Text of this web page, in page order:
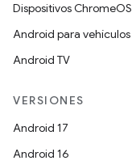
Dispositivos ChromeOS
Android para vehículos
Android TV
VERSIONES
Android 17
Android 16